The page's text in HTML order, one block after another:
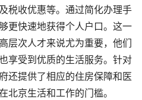
税收优惠等。通过简化办理手
更快速地获得个人户口。这一
层次人才来说尤为重要，他们
享受到优质的生活服务。针对
还提供了相应的住房保障和医
北京生活和工作的门槛。